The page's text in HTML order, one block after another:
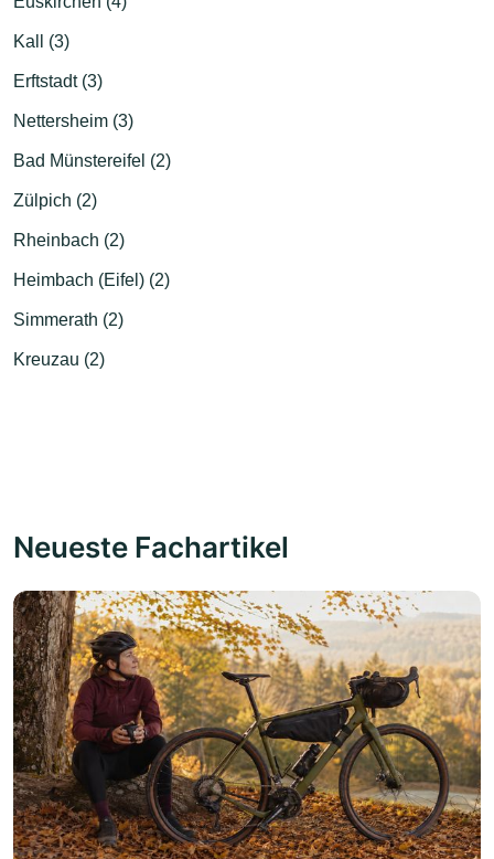
Kall (3)
Erftstadt (3)
Nettersheim (3)
Bad Münstereifel (2)
Zülpich (2)
Rheinbach (2)
Heimbach (Eifel) (2)
Simmerath (2)
Kreuzau (2)
Neueste Fachartikel